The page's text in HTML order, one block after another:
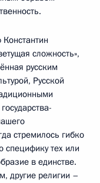
сложность»,
русским
Русской
стремилось гибко
специфику тех или
в единстве.
другие религии –